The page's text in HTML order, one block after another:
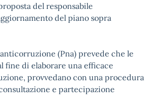
del responsabile
del piano sopra
(Pna) prevede che le
fine di elaborare una efficace
provvedano con una procedura
e partecipazione